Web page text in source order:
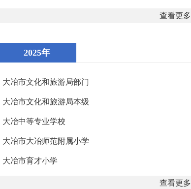
查看更多
2025年
大冶市文化和旅游局部门
大冶市文化和旅游局本级
大冶中等专业学校
大冶市大冶师范附属小学
大冶市育才小学
查看更多